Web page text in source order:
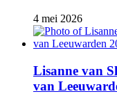
4 mei 2026
Lisanne van
van